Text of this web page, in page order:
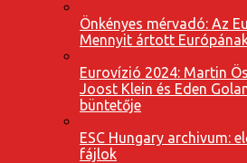
Önkényes mérvadó: Az
Mennyit ártott
Eurovízió 2024: Martin
Joost Klein és Eden
büntetője
ESC Hungary archivum:
fájlok